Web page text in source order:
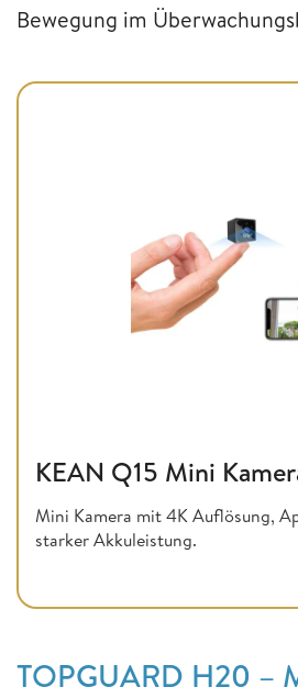
Bewegung im
KEAN Q15 Mini
Mini Kamera mit 4K Auflösung,
starker Akkuleistung.
TOPGUARD H20 –